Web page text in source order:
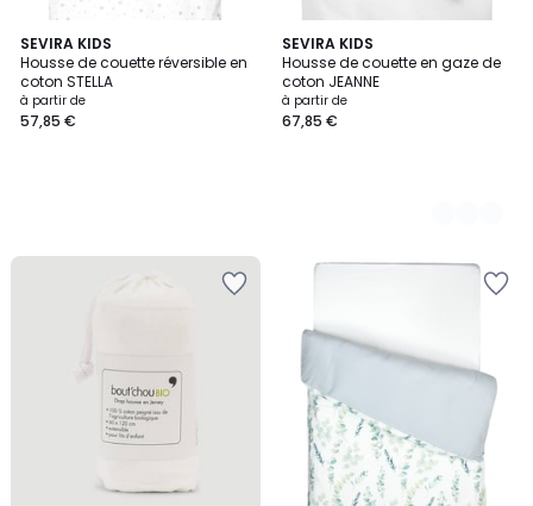
SEVIRA KIDS
Housse de couette réversible en
coton STELLA
à partir de
57,85 €
SEVIRA KIDS
Housse de couette en gaze de
coton JEANNE
à partir de
67,85 €
10
Couleurs